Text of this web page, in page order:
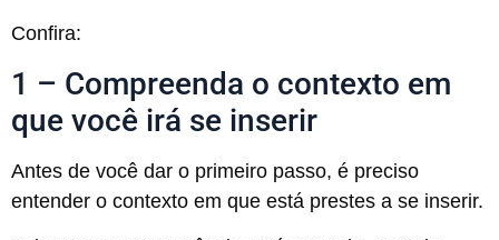
Confira:
1 – Compreenda o contexto em
que você irá se inserir
Antes de você dar o primeiro passo, é preciso
entender o contexto em que está prestes a se inserir.